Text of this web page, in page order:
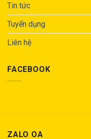
Tin tức
Tuyển dụng
Liên hệ
FACEBOOK
ZALO OA